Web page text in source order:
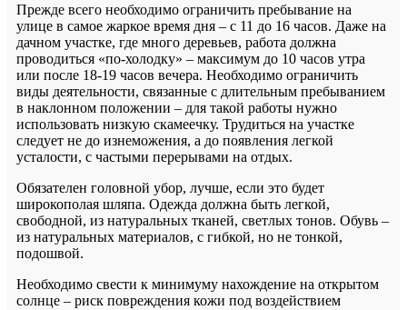
Прежде всего необходимо ограничить пребывание на
улице в самое жаркое время дня – с 11 до 16 часов. Даже на
дачном участке, где много деревьев, работа должна
проводиться «по-холодку» – максимум до 10 часов утра
или после 18-19 часов вечера. Необходимо ограничить
виды деятельности, связанные с длительным пребыванием
в наклонном положении – для такой работы нужно
использовать низкую скамеечку. Трудиться на участке
следует не до изнеможения, а до появления легкой
усталости, с частыми перерывами на отдых.
Обязателен головной убор, лучше, если это будет
широкополая шляпа. Одежда должна быть легкой,
свободной, из натуральных тканей, светлых тонов. Обувь –
из натуральных материалов, с гибкой, но не тонкой,
подошвой.
Необходимо свести к минимуму нахождение на открытом
солнце – риск повреждения кожи под воздействием